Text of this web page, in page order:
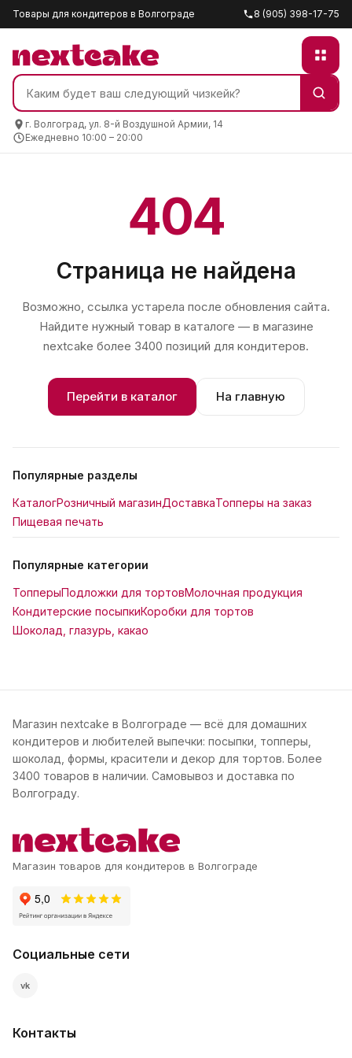
Товары для кондитеров в Волгограде 8 (905) 398-17-75
г. Волгоград, ул. 8-й Воздушной Армии, 14
Ежедневно 10:00 – 20:00
404
Страница не найдена
Возможно, ссылка устарела после обновления сайта.
Найдите нужный товар в каталоге — в магазине
nextcake более 3400 позиций для кондитеров.
Перейти в каталог На главную
Популярные разделы
КаталогРозничный магазинДоставкаТопперы на заказ
Пищевая печать
Популярные категории
ТопперыПодложки для тортовМолочная продукция
Кондитерские посыпкиКоробки для тортов
Шоколад, глазурь, какао
Магазин nextcake в Волгограде — всё для домашних
кондитеров и любителей выпечки: посыпки, топперы,
шоколад, формы, красители и декор для тортов. Более
3400 товаров в наличии. Самовывоз и доставка по
Волгограду.
Магазин товаров для кондитеров в Волгограде
Социальные сети
vk
Контакты